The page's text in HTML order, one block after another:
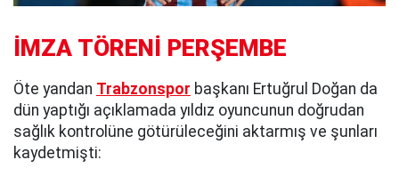
İMZA TÖRENİ PERŞEMBE
Öte yandan Trabzonspor başkanı Ertuğrul Doğan da
dün yaptığı açıklamada yıldız oyuncunun doğrudan
sağlık kontrolüne götürüleceğini aktarmış ve şunları
kaydetmişti: